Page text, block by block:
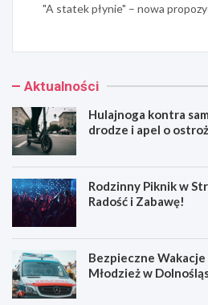
"A statek płynie" – nowa
Aktualności
Hulajnoga kontra
drodze i apel o
Rodzinny Piknik w
Radość i Zabawę!
Bezpieczne
Młodzież w